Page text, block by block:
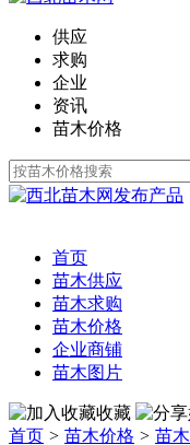
供应
求购
企业
资讯
苗木价格
发布产品
首页
苗木供应
苗木求购
苗木价格
企业商铺
苗木图片
收藏
首页 > 苗木价格 > 苗木